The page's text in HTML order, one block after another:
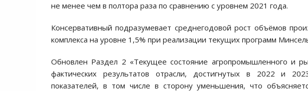
не менее чем в полтора раза по сравнению с уровнем 2021 года.
Консервативный подразумевает среднегодовой рост объёмов
комплекса на уровне 1,5% при реализации текущих программ
Обновлен Раздел 2 «Текущее состояние агропромышленного и
фактических результатов отрасли, достигнутых в 2022 и
показателей, в том числе в сторону уменьшения, что